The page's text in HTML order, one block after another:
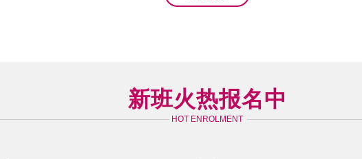
新班火热报名中
HOT ENROLMENT